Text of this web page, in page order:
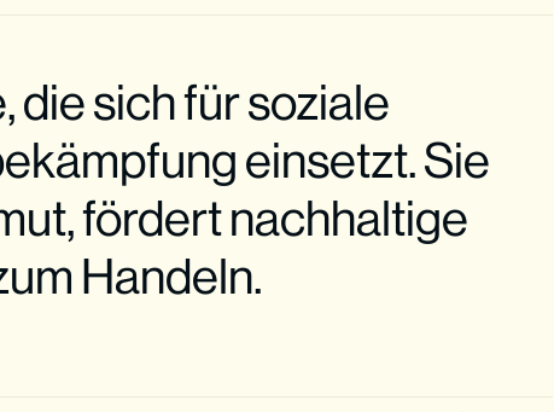
die sich für soziale
einsetzt. Sie
fördert nachhaltige
Handeln.